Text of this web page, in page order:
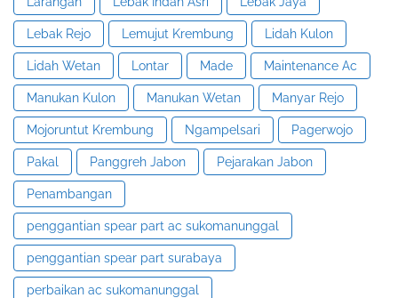
Lebak Rejo Lemujut Krembung Lidah Kulon
Lidah Wetan Lontar Made Maintenance Ac
Manukan Kulon Manukan Wetan Manyar Rejo
Mojoruntut Krembung Ngampelsari Pagerwojo
Pakal Panggreh Jabon Pejarakan Jabon
Penambangan
penggantian spear part ac sukomanunggal
penggantian spear part surabaya
perbaikan ac sukomanunggal